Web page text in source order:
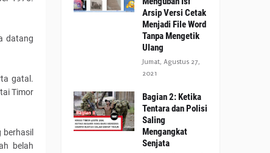
datang
gatal.
Timor
belah
Arsip Versi Cetak
Menjadi File Word
Tanpa Mengetik
Ulang
Jumat, Agustus 27,
2021
Bagian 2: Ketika
Tentara dan Polisi
Saling
Mengangkat
Senjata